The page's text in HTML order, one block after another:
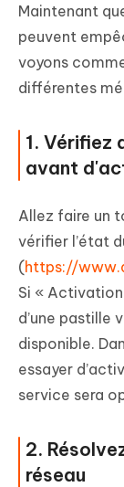
Maintenant
peuvent
voyons
différentes
1. Vérifiez
avant
Allez faire un
vérifier l’état
(https://
Si «
d’une pastille
disponible.
essayer
service sera
2.
réseau